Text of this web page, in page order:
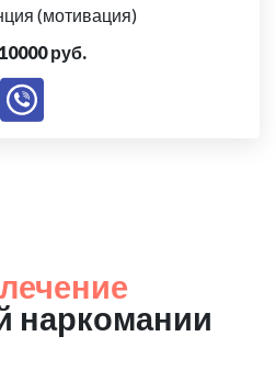
(мотивация)
руб.
наркомании